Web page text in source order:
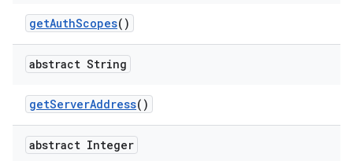
getAuthScopes()
abstract String
getServerAddress()
abstract Integer